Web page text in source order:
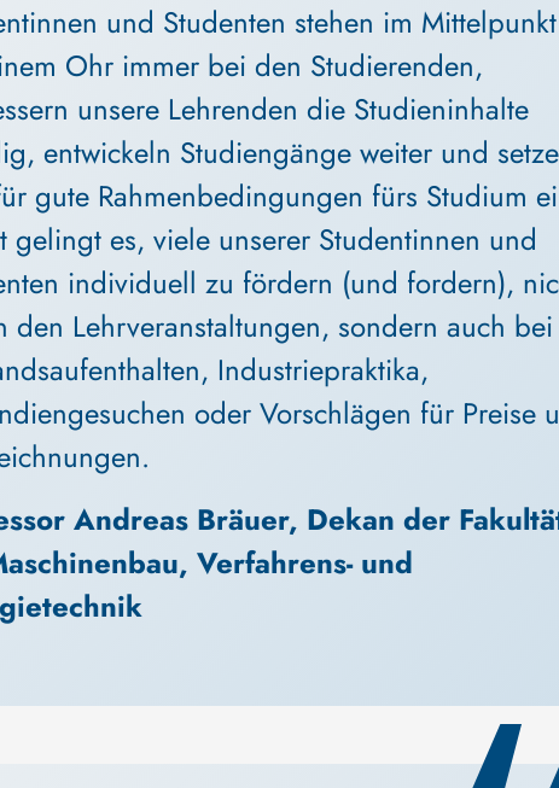
und Studenten stehen im
Ohr immer bei den Studierenden,
unsere Lehrenden die Studieninhalte
entwickeln Studiengänge weiter und
gute Rahmenbedingungen fürs Studium
gelingt es, viele unserer Studentinnen und
individuell zu fördern (und fordern),
den Lehrveranstaltungen, sondern auch
Industriepraktika,
oder Vorschlägen für Preise
Andreas Bräuer, Dekan der
Verfahrens- und